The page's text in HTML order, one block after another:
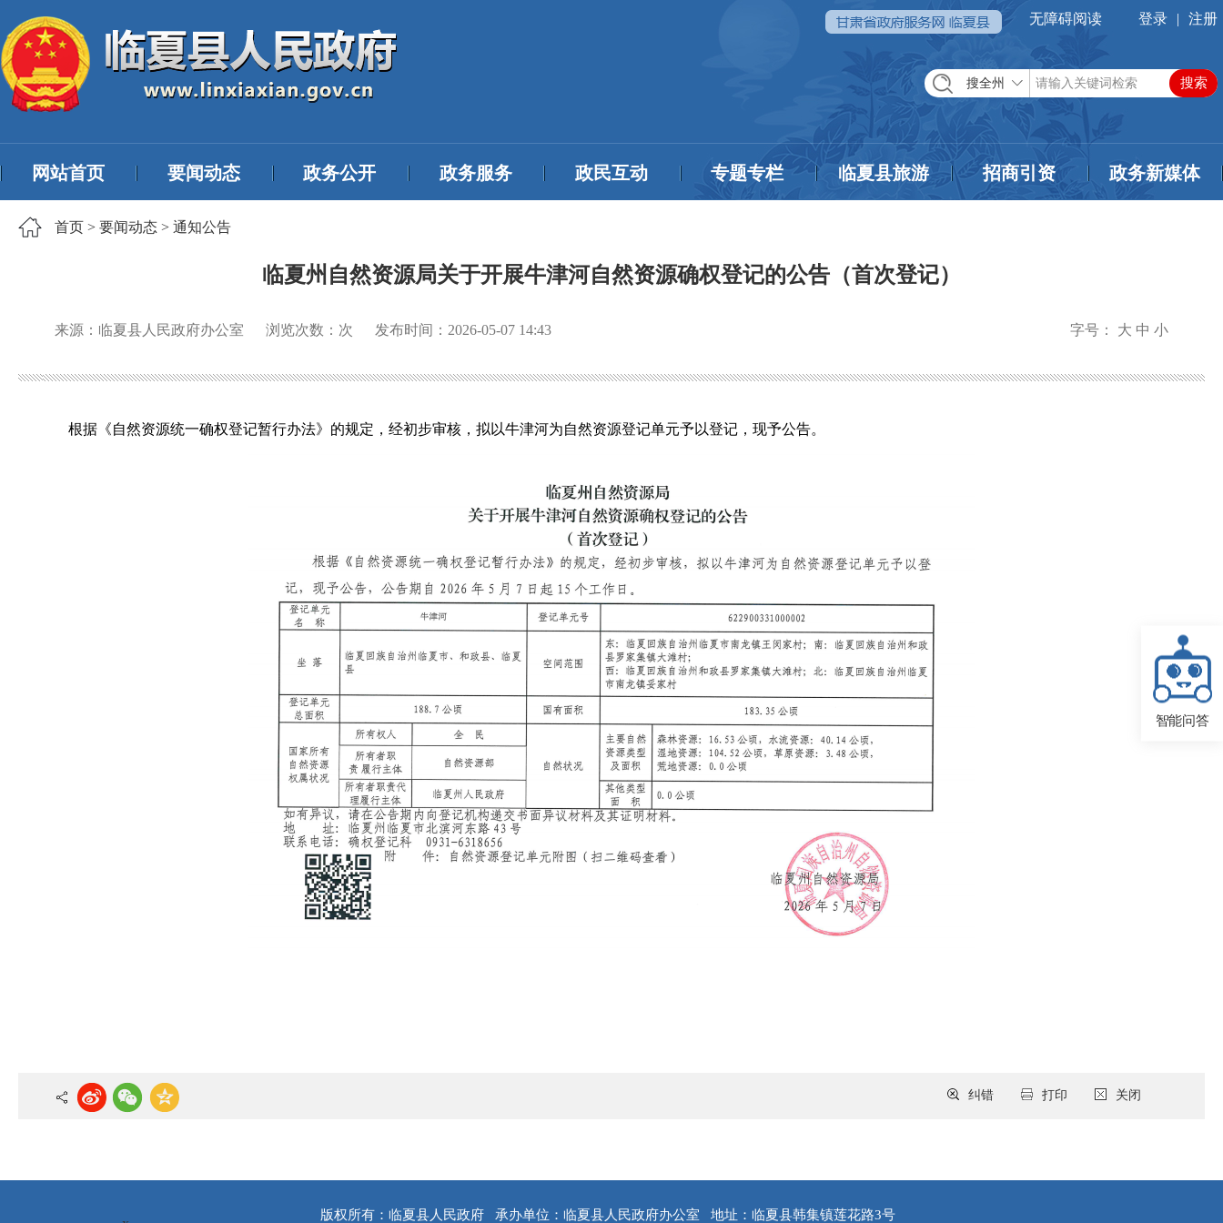
无障碍阅读 登录 | 注册
搜全州
网站首页 要闻动态 政务公开 政务服务 政民互动 专题专栏 临夏县旅游 招商引资 政务新媒体
首页 > 要闻动态 > 通知公告
临夏州自然资源局关于开展牛津河自然资源确权登记的公告（首次登记）
来源：临夏县人民政府办公室 浏览次数： 次 发布时间： 2026-05-07 14:43 字号： 大 中 小
根据《自然资源统一确权登记暂行办法》的规定，经初步审核，拟以牛津河为自然资源登记单元予以登记，现予公告。
关闭
打印
纠错
版权所有：临夏县人民政府 承办单位：临夏县人民政府办公室 地址：临夏县韩集镇莲花路3号
智能问答